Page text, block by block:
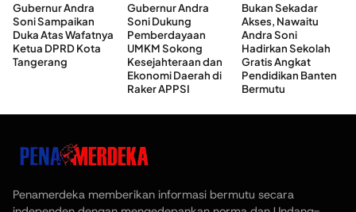
Gubernur Andra
Soni Sampaikan
Duka Atas Wafatnya
Ketua DPRD Kota
Tangerang
Gubernur Andra
Soni Dukung
Pemberdayaan
UMKM Sokong
Kesejahteraan dan
Ekonomi Daerah di
Raker APPSI
Bukan Sekadar
Akses, Nawaitu
Andra Soni
Hadirkan Sekolah
Gratis Angkat
Pendidikan Banten
Bermutu
Penamerdeka memberikan informasi bermutu secara